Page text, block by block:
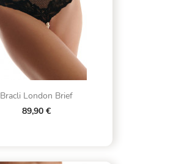
Bracli London Brief
89,90 €